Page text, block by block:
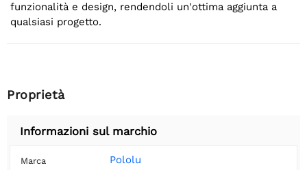
funzionalità e design, rendendoli un'ottima aggiunta a
qualsiasi progetto.
Proprietà
Informazioni sul marchio
Marca Pololu